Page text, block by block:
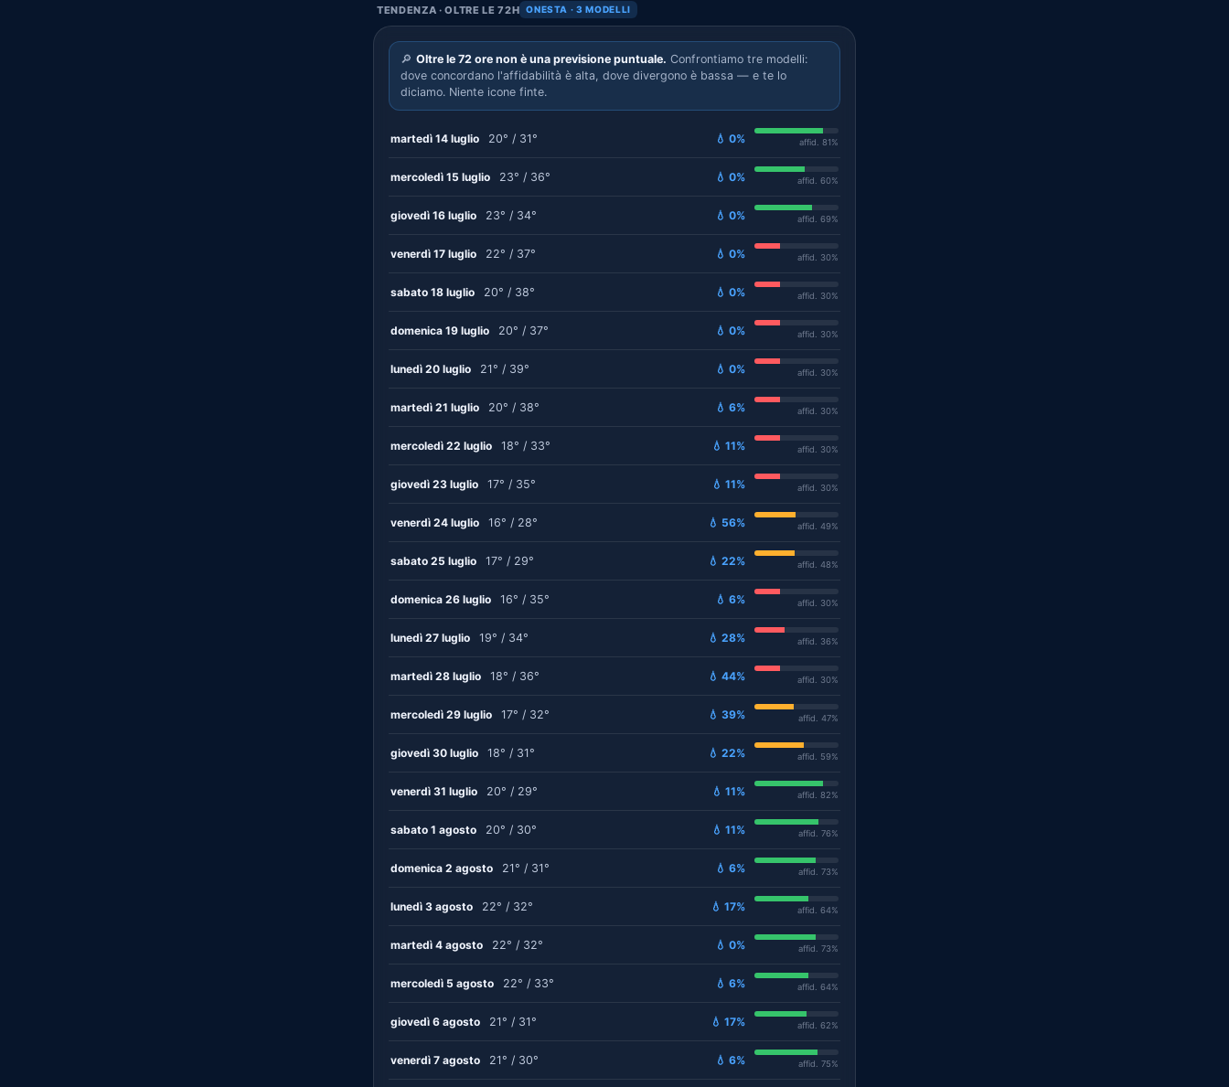
TENDENZA · OLTRE LE 72H ONESTA · 3 MODELLI
🔎 Oltre le 72 ore non è una previsione puntuale. Confrontiamo tre modelli:
dove concordano l'affidabilità è alta, dove divergono è bassa — e te lo
diciamo. Niente icone finte.
martedì 14 luglio 20° / 31° 💧 0% affid. 81%
mercoledì 15 luglio 23° / 36° 💧 0% affid. 60%
giovedì 16 luglio 23° / 34° 💧 0% affid. 69%
venerdì 17 luglio 22° / 37° 💧 0% affid. 30%
sabato 18 luglio 20° / 38° 💧 0% affid. 30%
domenica 19 luglio 20° / 37° 💧 0% affid. 30%
lunedì 20 luglio 21° / 39° 💧 0% affid. 30%
martedì 21 luglio 20° / 38° 💧 6% affid. 30%
mercoledì 22 luglio 18° / 33° 💧 11% affid. 30%
giovedì 23 luglio 17° / 35° 💧 11% affid. 30%
venerdì 24 luglio 16° / 28° 💧 56% affid. 49%
sabato 25 luglio 17° / 29° 💧 22% affid. 48%
domenica 26 luglio 16° / 35° 💧 6% affid. 30%
lunedì 27 luglio 19° / 34° 💧 28% affid. 36%
martedì 28 luglio 18° / 36° 💧 44% affid. 30%
mercoledì 29 luglio 17° / 32° 💧 39% affid. 47%
giovedì 30 luglio 18° / 31° 💧 22% affid. 59%
venerdì 31 luglio 20° / 29° 💧 11% affid. 82%
sabato 1 agosto 20° / 30° 💧 11% affid. 76%
domenica 2 agosto 21° / 31° 💧 6% affid. 73%
lunedì 3 agosto 22° / 32° 💧 17% affid. 64%
martedì 4 agosto 22° / 32° 💧 0% affid. 73%
mercoledì 5 agosto 22° / 33° 💧 6% affid. 64%
giovedì 6 agosto 21° / 31° 💧 17% affid. 62%
venerdì 7 agosto 21° / 30° 💧 6% affid. 75%